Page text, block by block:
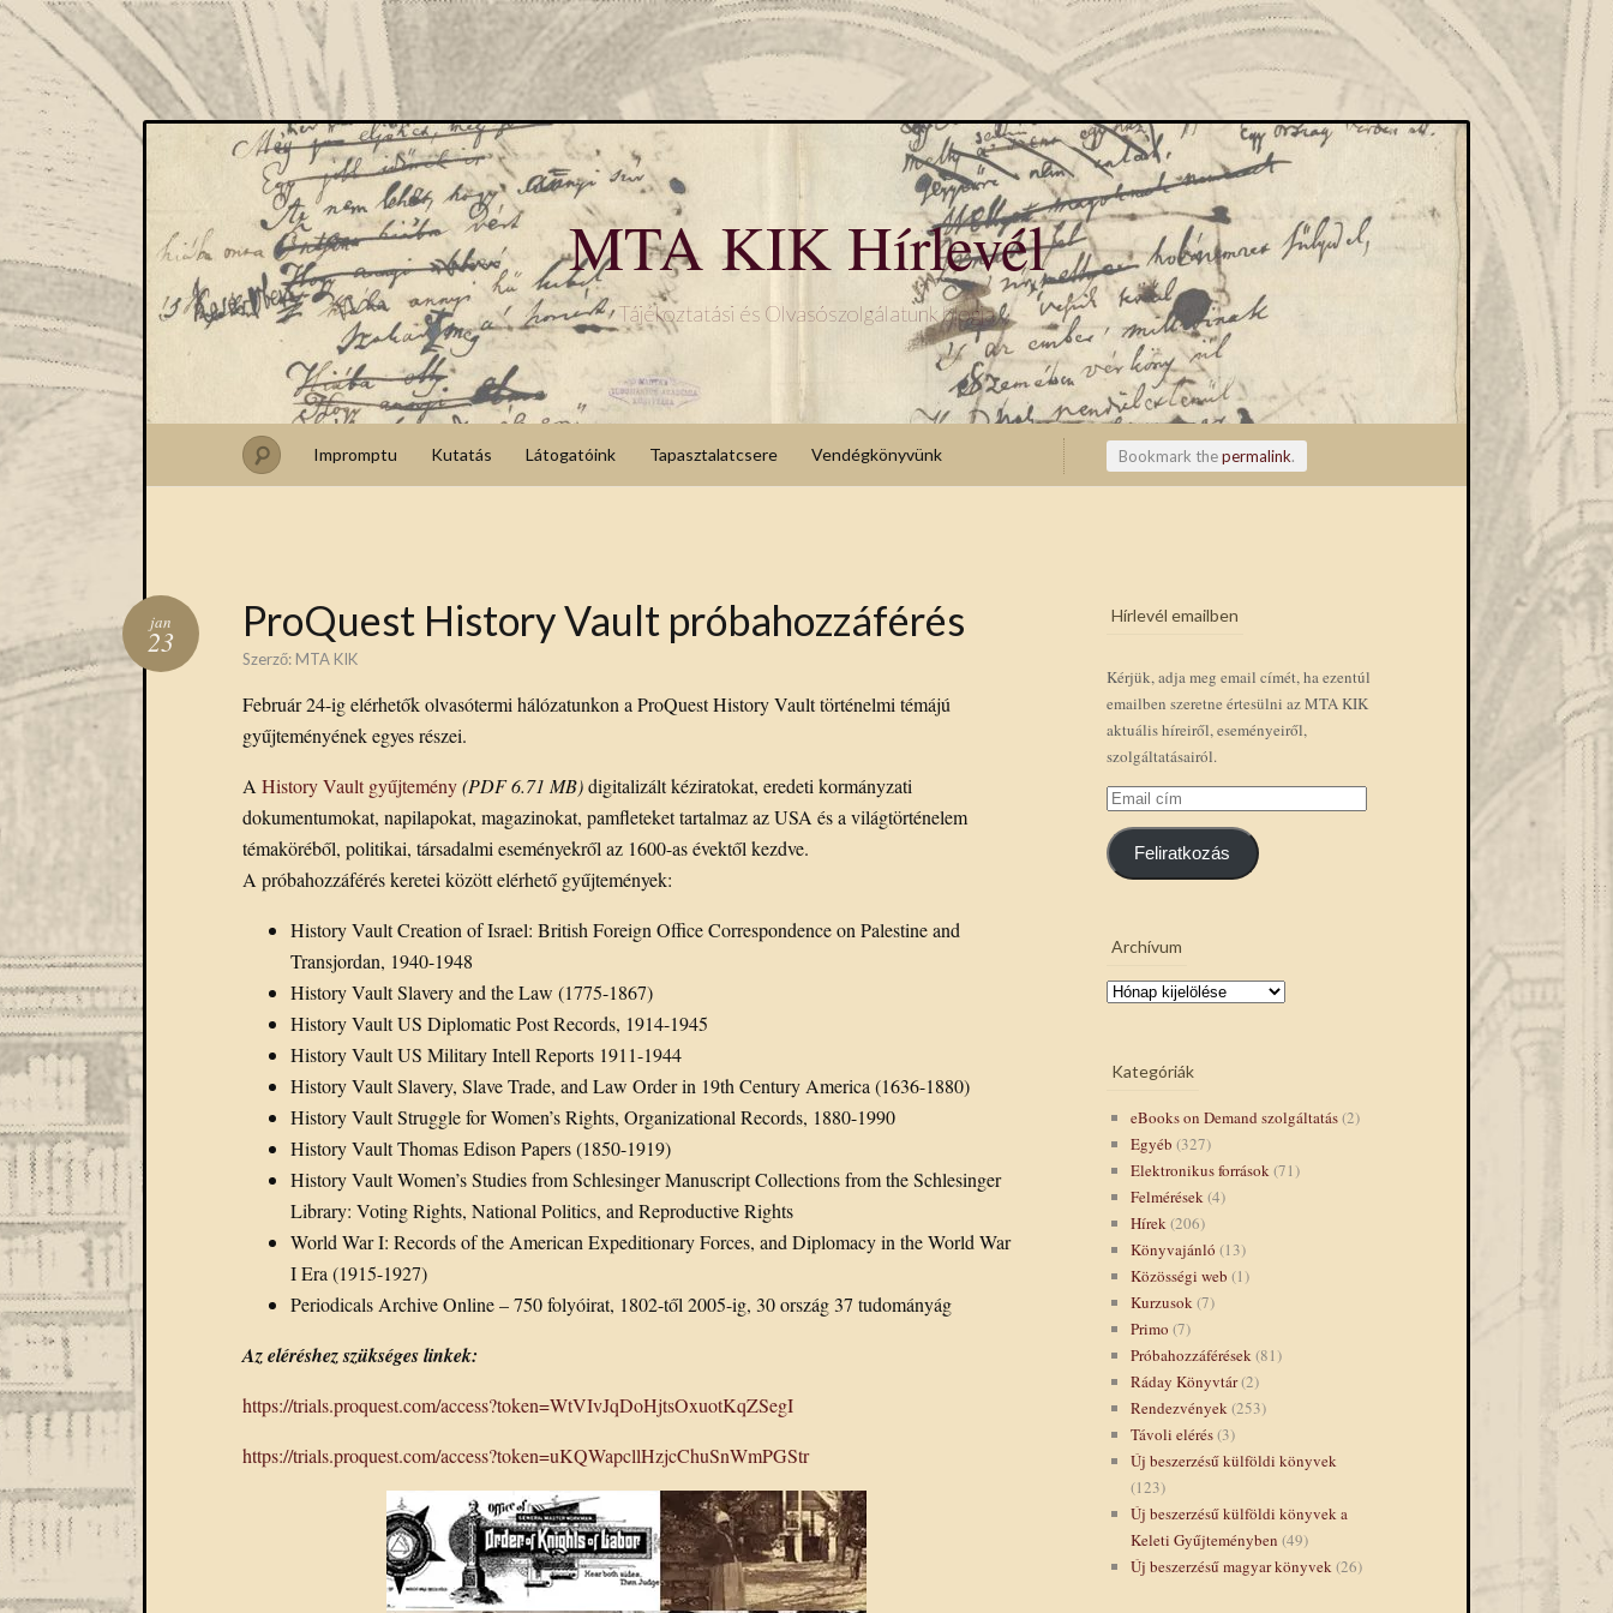
MTA KIK Hírlevél
Tájékoztatási és Olvasószolgálatunk blogja
Impromptu Kutatás Látogatóink Tapasztalatcsere Vendégkönyvünk Bookmark thepermalink.
ProQuest History Vault próbahozzáférés
jan
23 Szerző: MTA KIK
Február 24-ig elérhetők olvasótermi hálózatunkon a ProQuest History Vault történelmi témájú
gyűjteményének egyes részei.
A History Vault gyűjtemény(PDF 6.71 MB)digitalizált kéziratokat, eredeti kormányzati
dokumentumokat, napilapokat, magazinokat, pamfleteket tartalmaz az USA és a világtörténelem
témaköréből, politikai, társadalmi eseményekről az 1600-as évektől kezdve.
A próbahozzáférés keretei között elérhető gyűjtemények:
History Vault Creation of Israel: British Foreign Office Correspondence on Palestine and
Transjordan, 1940-1948
History Vault Slavery and the Law (1775-1867)
History Vault US Diplomatic Post Records, 1914-1945
History Vault US Military Intell Reports 1911-1944
History Vault Slavery, Slave Trade, and Law Order in 19th Century America (1636-1880)
History Vault Struggle for Women’s Rights, Organizational Records, 1880-1990
History Vault Thomas Edison Papers (1850-1919)
History Vault Women’s Studies from Schlesinger Manuscript Collections from the Schlesinger
Library: Voting Rights, National Politics, and Reproductive Rights
World War I: Records of the American Expeditionary Forces, and Diplomacy in the World War
I Era (1915-1927)
Periodicals Archive Online – 750 folyóirat, 1802-től 2005-ig, 30 ország 37 tudományág
Az eléréshez szükséges linkek:
https://trials.proquest.com/access?token=WtVIvJqDoHjtsOxuotKqZSegI
https://trials.proquest.com/access?token=uKQWapcllHzjcChuSnWmPGStr
Hírlevél emailben
Kérjük, adja meg email címét, ha ezentúl
emailben szeretne értesülni az MTA KIK
aktuális híreiről, eseményeiről,
szolgáltatásairól.
Email
cím
Feliratkozás
Archívum
Kategóriák
eBooks on Demand szolgáltatás(2)
Egyéb (327)
Elektronikus források(71)
Felmérések(4)
Hírek(206)
Könyvajánló (13)
Közösségi web (1)
Kurzusok(7)
Primo (7)
Próbahozzáférések(81)
Ráday Könyvtár(2)
Rendezvények(253)
Távoli elérés(3)
Új beszerzésű külföldi könyvek
(123)
Új beszerzésű külföldi könyvek a
Keleti Gyűjteményben (49)
Új beszerzésű magyar könyvek(26)